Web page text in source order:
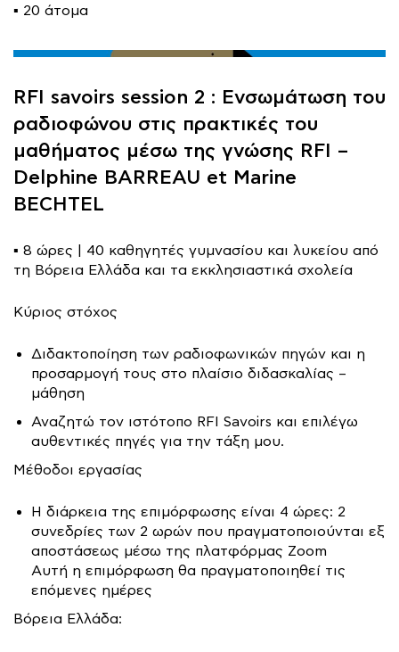
▪️ 20 άτομα
RFI savoirs session 2 : Ενσωμάτωση του
ραδιοφώνου στις πρακτικές του
μαθήματος μέσω της γνώσης RFI –
Delphine BARREAU et Marine
BECHTEL
▪️ 8 ώρες | 40 καθηγητές γυμνασίου και λυκείου από
τη Βόρεια Ελλάδα και τα εκκλησιαστικά σχολεία
Κύριος στόχος
Διδακτοποίηση των ραδιοφωνικών πηγών και η
προσαρμογή τους στο πλαίσιο διδασκαλίας –
μάθηση
Αναζητώ τον ιστότοπο RFI Savoirs και επιλέγω
αυθεντικές πηγές για την τάξη μου.
Μέθοδοι εργασίας
Η διάρκεια της επιμόρφωσης είναι 4 ώρες: 2
συνεδρίες των 2 ωρών που πραγματοποιούνται εξ
αποστάσεως μέσω της πλατφόρμας Zoom
Αυτή η επιμόρφωση θα πραγματοποιηθεί τις
επόμενες ημέρες
Βόρεια Ελλάδα: